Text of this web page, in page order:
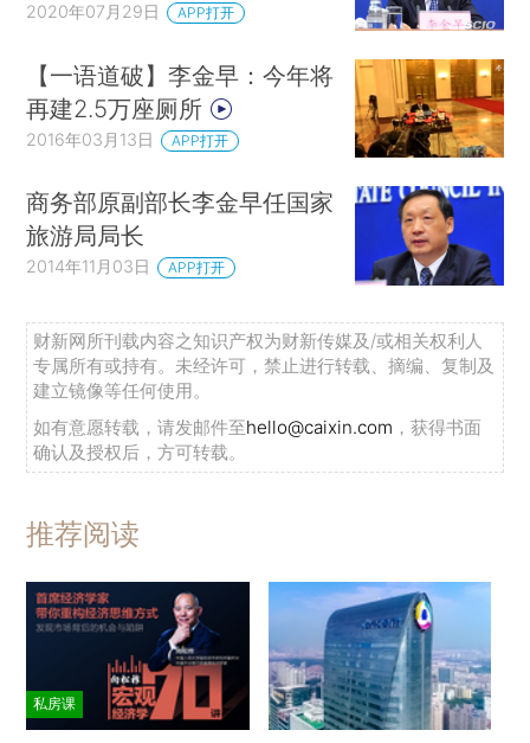
2020年07月29日 APP打开
【一语道破】李金早：今年将
再建2.5万座厕所
2016年03月13日 APP打开
商务部原副部长李金早任国家
旅游局局长
2014年11月03日 APP打开
财新网所刊载内容之知识产权为财新传媒及/或相关权利人
专属所有或持有。未经许可，禁止进行转载、摘编、复制及
建立镜像等任何使用。
如有意愿转载，请发邮件至hello@caixin.com ，获得书面
确认及授权后，方可转载。
推荐阅读
私房课